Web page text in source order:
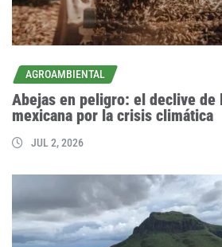
AGROAMBIENTAL
Abejas en peligro: el declive de
mexicana por la crisis climática
JUL 2, 2026